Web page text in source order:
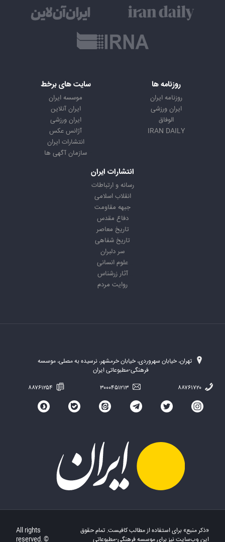
روزنامه ها
روزنامه ایران
ایران ورزشی
الوفاق
IRAN DAILY
سایت های برخط
موسسه ایران
ایران آنلاین
ایران ورزشی
آژانس عکس
انتشارات ایران
سازمان آگهی ها
انتشارات ایران
رسانه و ارتباطات
انقلاب اسلامی
جبهه مقاومت
دفاع مقدس
تاریخ معاصر
تاریخ شفاهی
سر دلبران
علوم انسانی
آثار زرشناس
روایت مردم
تهران، خیابان سهروردی، خیابان خرمشهر، نرسیده به مصلی، موسسه
فرهنگی-مطبوعاتی ایران
«ذکر منبع» برای استفاده از مطالب کافیست. تمام حقوق
این وب‌سایت نیز برای موسسه فرهنگی-مطبوعاتی
All rights
reserved. ©